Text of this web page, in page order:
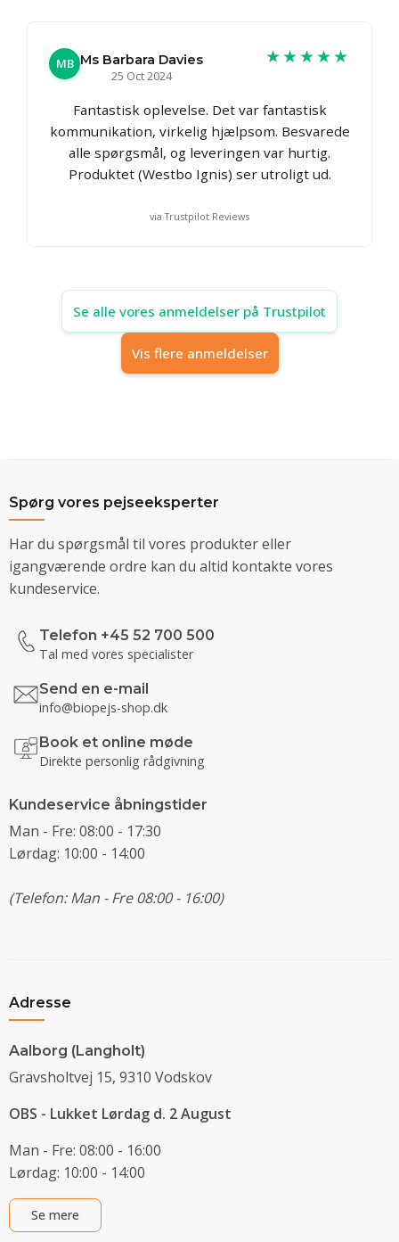
MB Ms Barbara Davies
25 Oct 2024
★★★★★
Fantastisk oplevelse. Det var fantastisk
kommunikation, virkelig hjælpsom. Besvarede
alle spørgsmål, og leveringen var hurtig.
Produktet (Westbo Ignis) ser utroligt ud.
via Trustpilot Reviews
Se alle vores anmeldelser på Trustpilot
Vis flere anmeldelser
Spørg vores pejseeksperter
Har du spørgsmål til vores produkter eller
igangværende ordre kan du altid kontakte vores
kundeservice.
Telefon +45 52 700 500
Tal med vores specialister
Send en e-mail
info@biopejs-shop.dk
Book et online møde
Direkte personlig rådgivning
Kundeservice åbningstider
Man - Fre: 08:00 - 17:30
Lørdag: 10:00 - 14:00
(Telefon: Man - Fre 08:00 - 16:00)
Adresse
Aalborg (Langholt)
Gravsholtvej 15, 9310 Vodskov
OBS - Lukket Lørdag d. 2 August
Man - Fre: 08:00 - 16:00
Lørdag: 10:00 - 14:00
Se mere